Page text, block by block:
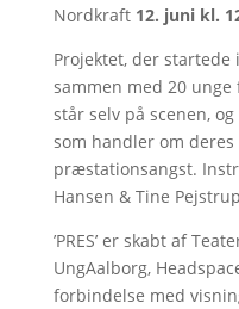
Nordkraft 12. juni kl.
Projektet, der startede
sammen med 20
står selv på scenen,
som handler om
præstationsangst.
Hansen & Tine
’PRES’ er skabt af
UngAalborg,
forbindelse med